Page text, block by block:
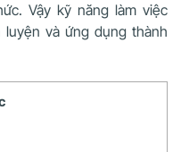
Vậy kỹ năng làm việc
và ứng dụng thành